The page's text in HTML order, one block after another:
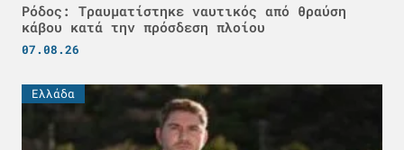
Ρόδος: Τραυματίστηκε ναυτικός από θραύση
κάβου κατά την πρόσδεση πλοίου
07.08.26
Ελλάδα